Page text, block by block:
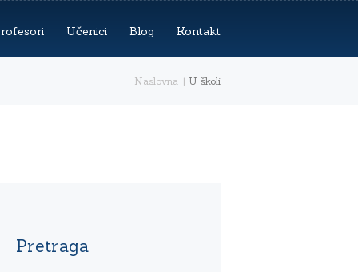
Učenici Blog Kontakt
Naslovna U školi
Pretraga